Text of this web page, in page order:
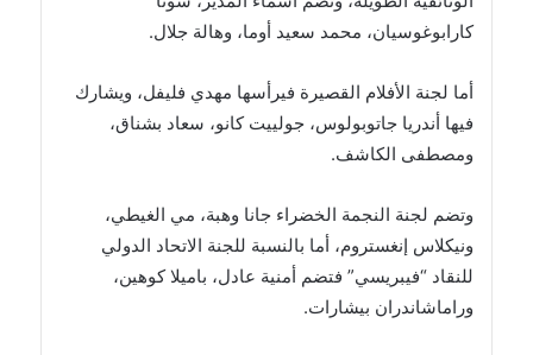
كارابوغوسيان، محمد سعيد أوما، وهالة جلال.
أما لجنة الأفلام القصيرة فيرأسها مهدي فليفل، ويشارك
فيها أندريا جاتوبولوس، جولييت كانو، سعاد بشناق،
ومصطفى الكاشف.
وتضم لجنة النجمة الخضراء جانا وهبة، مي الغيطي،
ونيكلاس إنغستروم، أما بالنسبة للجنة الاتحاد الدولي
للنقاد “فيبريسي” فتضم أمنية عادل، باميلا كوهين،
وراماشاندران بيشارات.